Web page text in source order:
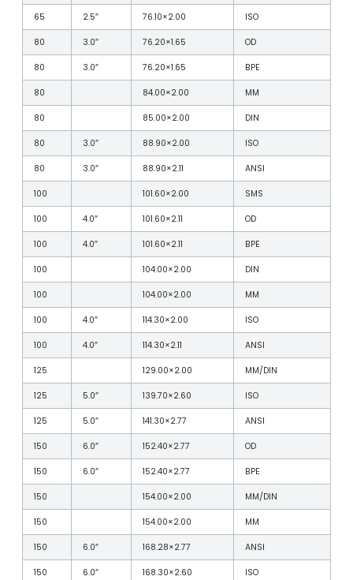
65
2.5″ 76.10×2.00
ISO
80
3.0″ 76.20×1.65
OD
80
3.0″ 76.20×1.65
BPE
80
84.00×2.00
MM
80
85.00×2.00
DIN
80
3.0″ 88.90×2.00
ISO
80
3.0″ 88.90×2.11
ANSI
100
101.60×2.00
SMS
100
4.0″ 101.60×2.11
OD
100
4.0″ 101.60×2.11
BPE
100
104.00×2.00
DIN
100
104.00×2.00
MM
100
4.0″ 114.30×2.00
ISO
100
4.0″ 114.30×2.11
ANSI
125
129.00×2.00
MM/DIN
125
5.0″ 139.70×2.60
ISO
125
5.0″ 141.30×2.77
ANSI
150
6.0″ 152.40×2.77
OD
150
6.0″ 152.40×2.77
BPE
150
154.00×2.00
MM/DIN
150
154.00×2.00
MM
150
6.0″ 168.28×2.77
ANSI
150
6.0″ 168.30×2.60 ISO